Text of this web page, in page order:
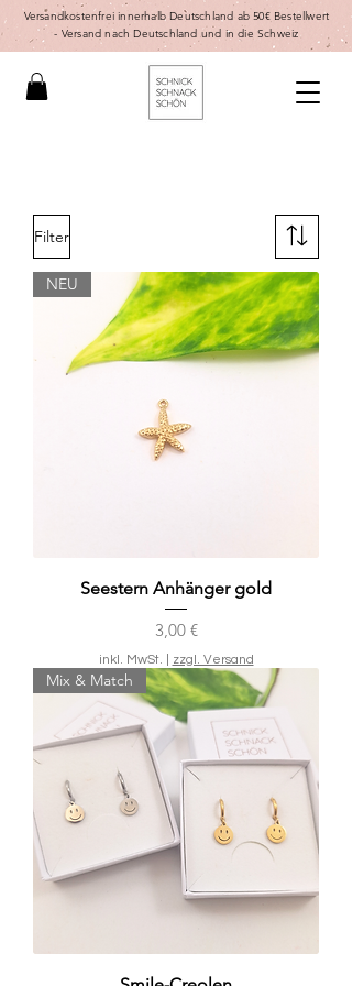
Versandkostenfrei innerhalb Deutschland ab 50€ Bestellwert
- Versand nach Deutschland und in die Schweiz
Filter
NEU
Seestern Anhänger gold
Preis
3,00 €
inkl. MwSt. zzgl. Versand
Mix & Match